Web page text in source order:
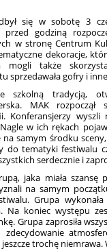
się w sobotę 3
godziną
w stronę Centrum
dekoracje,
mogli także
sprzedawała gofry i
szkolną tradycją,
MAK
Konferansjerzy
w ich rękach
na samym środku
do tematyki festiwalu
serdecznie i
jaka miała szansę
na samym
Grupa
Na koniec występu
Grupa zaprosiła
zdecydowanie
jeszcze trochę